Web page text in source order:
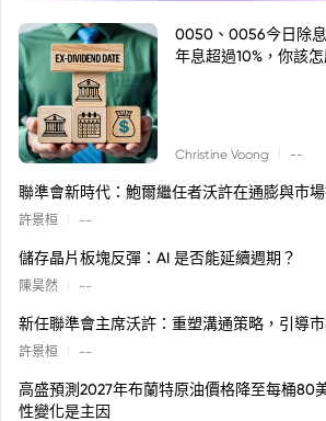
0050、0056今日除
年息超過10%，你該
Christine Voong --
聯準會新時代：鮑爾繼任者沃許在通膨與市
許景桓 --
儲存晶片板塊反彈：AI 是否能延續週期？
陳昊然 --
新任聯準會主席沃許：重塑溝通策略，引導
許景桓 --
高盛預測2027年布蘭特原油價格降至每桶80
性變化是主因